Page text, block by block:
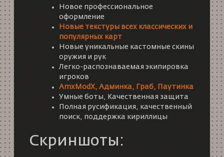
Новое профессиональное
оформление
Новые текстуры всех классических и
популярных карт
Новые уникальные кастомные скины
оружия и рук
Легко-распознаваемая экипировка
игроков
AmxModX, Админка, Граб, Паутинка
Умные боты, Качественная защита
Полная русификация, качественный
поиск, поддержка кириллицы
Скриншоты: